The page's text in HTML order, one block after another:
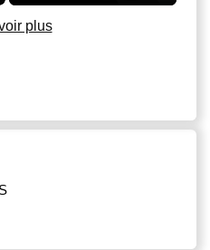
plus